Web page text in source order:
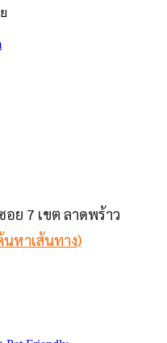
อย 7 เขต ลาดพร้าว
นหาเส้นทาง)